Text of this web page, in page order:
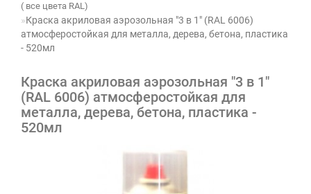
( все цвета RAL)
Краска акриловая аэрозольная "3 в 1" (RAL 6006)
атмосферостойкая для металла, дерева, бетона, пластика
- 520мл
Краска акриловая аэрозольная "3 в 1"
(RAL 6006) атмосферостойкая для
металла, дерева, бетона, пластика -
520мл